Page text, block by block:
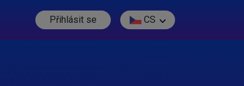
Přihlásit se CS